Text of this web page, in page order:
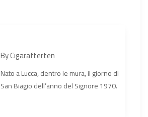
ByCigarafterten
Nato a Lucca, dentro le mura, il giorno di
San Biagio dell’anno del Signore 1970.